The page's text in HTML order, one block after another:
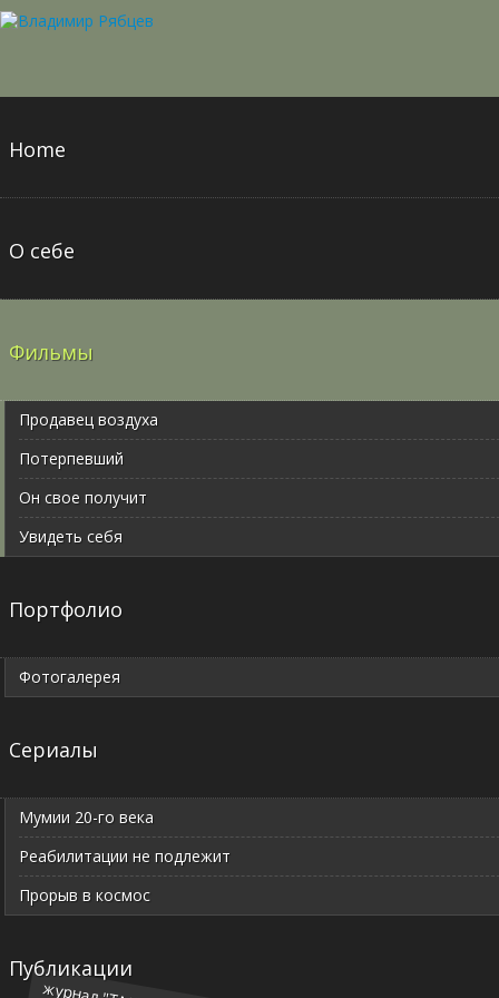
Home
О себе
Фильмы
Продавец воздуха
Потерпевший
Он свое получит
Увидеть себя
Портфолио
Фотогалерея
Сериалы
Мумии 20-го века
Реабилитации не подлежит
Прорыв в космос
Публикации